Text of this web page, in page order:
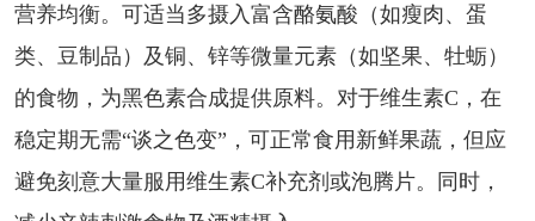
营养均衡。可适当多摄入富含酪氨酸（如瘦肉、蛋
类、豆制品）及铜、锌等微量元素（如坚果、牡蛎）
的食物，为黑色素合成提供原料。对于维生素C，在
稳定期无需“谈之色变”，可正常食用新鲜果蔬，但应
避免刻意大量服用维生素C补充剂或泡腾片。同时，